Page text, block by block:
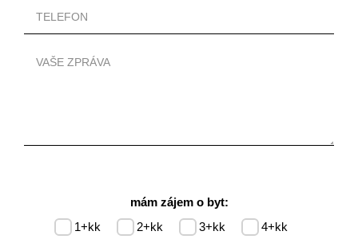
mám zájem o byt:
1+kk 2+kk 3+kk 4+kk